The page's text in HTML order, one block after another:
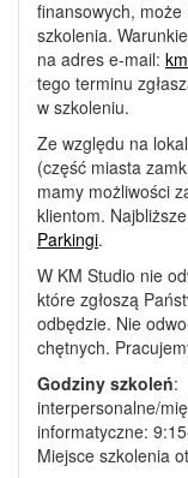
finansowych,
szkolenia.
na adres e-mail:
tego terminu
w szkoleniu.
Ze względu na
(część miasta
mamy możliwości
klientom.
Parkingi.
W KM Studio nie
które zgłoszą
odbędzie. Nie
chętnych.
Godziny szkoleń:
interpersonalne/
informatyczne:
Miejsce szkolenia